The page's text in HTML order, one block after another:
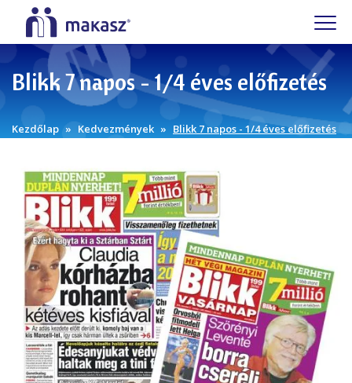
Blikk 7 napos - 1/4 éves előfizetés
Kezdőlap Kedvezmények Blikk 7 napos - 1/4 éves előfizetés